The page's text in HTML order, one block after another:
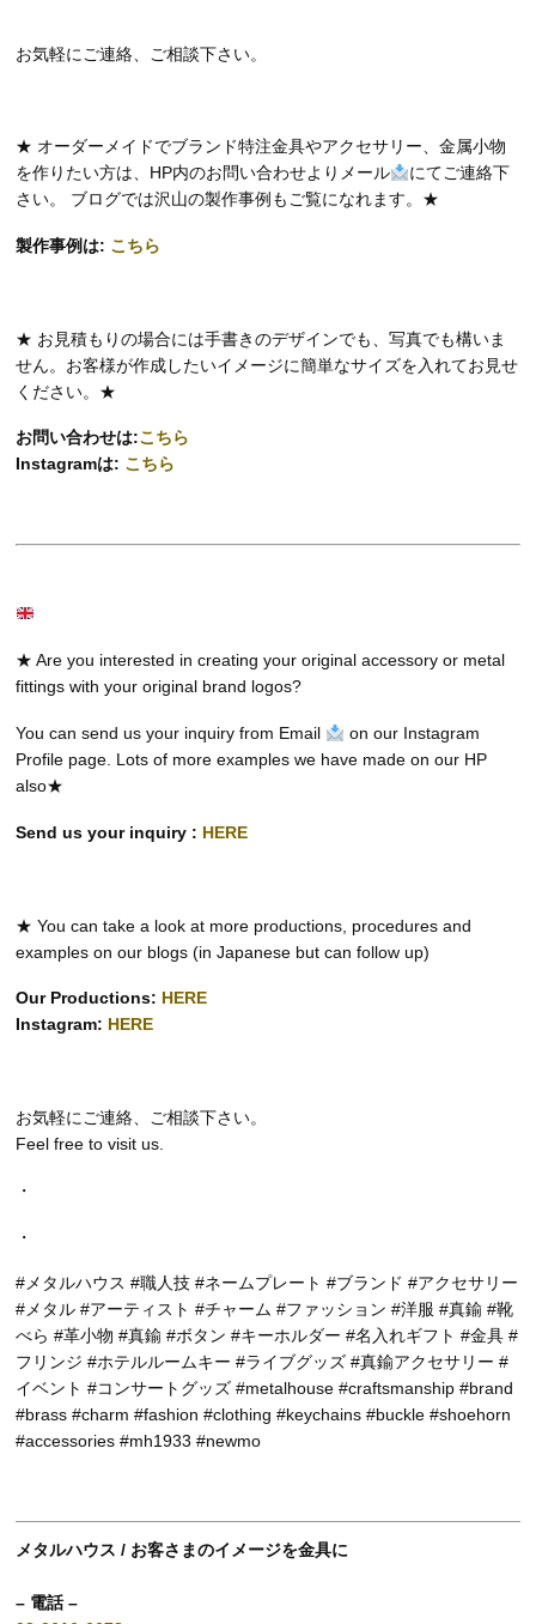
お気軽にご連絡、ご相談下さい。
★ オーダーメイドでブランド特注金具やアクセサリー、金属小物
を作りたい方は、HP内のお問い合わせよりメール
にてご連絡下
さい。 ブログでは沢山の製作事例もご覧になれます。★
製作事例は: こちら
★ お見積もりの場合には手書きのデザインでも、写真でも構いま
せん。お客様が作成したいイメージに簡単なサイズを入れてお見せ
ください。★
お問い合わせは:こちら
Instagramは: こちら
★ Are you interested in creating your original accessory or metal
fittings with your original brand logos?
You can send us your inquiry from Email
on our Instagram
Profile page. Lots of more examples we have made on our HP
also★
Send us your inquiry : HERE
★ You can take a look at more productions, procedures and
examples on our blogs (in Japanese but can follow up)
Our Productions: HERE
Instagram: HERE
お気軽にご連絡、ご相談下さい。
Feel free to visit us.
・
・
#メタルハウス #職人技 #ネームプレート #ブランド #アクセサリー
#メタル #アーティスト #チャーム #ファッション #洋服 #真鍮 #靴
べら #革小物 #真鍮 #ボタン #キーホルダー #名入れギフト #金具 #
フリンジ #ホテルルームキー #ライブグッズ #真鍮アクセサリー #
イベント #コンサートグッズ #metalhouse #craftsmanship #brand
#brass #charm #fashion #clothing #keychains #buckle #shoehorn
#accessories #mh1933 #newmo
メタルハウス / お客さまのイメージを金具に
– 電話 –